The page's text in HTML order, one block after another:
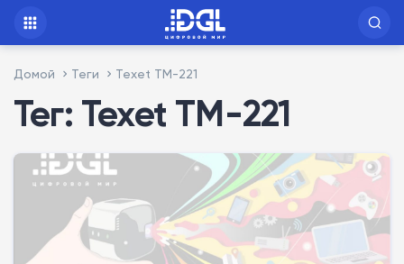
Домой Теги Texet TM-221
Тег: Texet TM-221